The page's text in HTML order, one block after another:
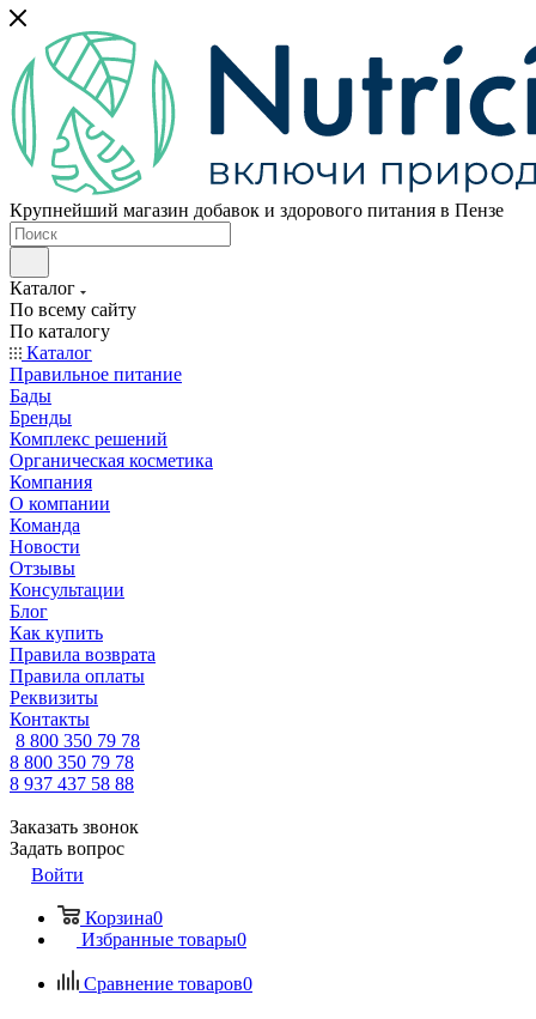
Крупнейший магазин добавок и здорового питания в Пензе
Каталог
По всему сайту
По каталогу
Каталог
Правильное питание
Бады
Бренды
Комплекс решений
Органическая косметика
Компания
О компании
Команда
Новости
Отзывы
Консультации
Блог
Как купить
Правила возврата
Правила оплаты
Реквизиты
Контакты
8 800 350 79 78
8 800 350 79 78
8 937 437 58 88
Заказать звонок
Задать вопрос
Войти
Корзина0
Избранные товары0
Сравнение товаров0